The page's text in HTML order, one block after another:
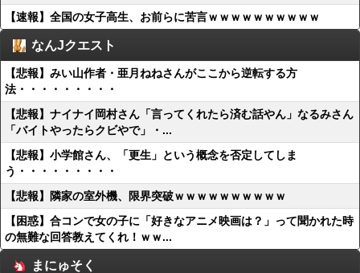
【速報】全国の女子高生、お前らに苦言ｗｗｗｗｗｗｗｗｗｗ
なんJクエスト
【悲報】みい山作者・亜月ねねさんがここから逆転する方
法・・・・・・・・・
【悲報】ナイナイ岡村さん「言ってくれたら済む話やん」なるみさん
「バイトやったらクビやで」・...
【悲報】小学館さん、「更生」という概念を否定してしま
う・・・・・・・・・
【悲報】隣家の室外機、限界突破ｗｗｗｗｗｗｗｗｗｗ
【困惑】合コンで女の子に「好きなアニメ映画は？」って聞かれた時
の無難な回答教えてくれ！ｗｗ...
まにゅそく